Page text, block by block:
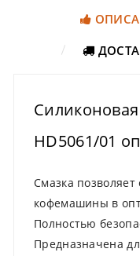
HD5061/01
Смазка
кофемашины в
Полностью
Предназначена